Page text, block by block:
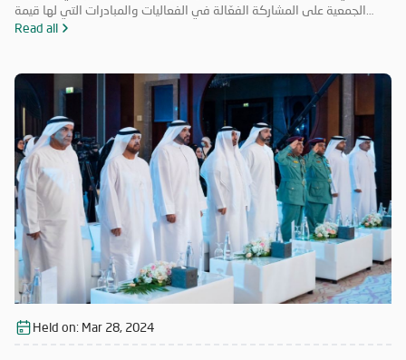
الجمعية على المشاركة الفعّالة في الفعاليات والمبادرات التي لها قيمة
مضافة تعود على المجتمع بالخير والنفع، وهو ما تتميز به فعاليات "رمضان
وواجبها تجاه الإمارة؛ إذ قامت برعاية ذهبية للفعاليات والنشاطات
والمبادرات الدينية والاجتماعية المتنوعة التي تحاكي روحانيات شهر رمضان
المبارك، انسجاماً مع نهج الخير والعطاء الذي تتبناه الجمعية منذ تأسيسها،
وتعزيزاً لمكانة الإمارة وإبراز دورها في نشر قيم الخير والمحبة في الشهر
Read all
Held on: Mar 28, 2024